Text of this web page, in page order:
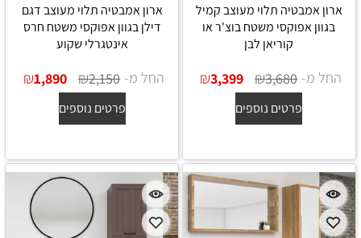
ארון אמבטיה תלוי מעוצב קמיל
בגוון אפוקסי משטח בוצ'ר או
קוריאן לבן
החל מ- ₪3,680
₪3,399
פרטים נוספים
ארון אמבטיה תלוי מעוצב דגם
דילן בגוון אפוקסי משטח חרס
אינטגרלי שקוע
החל מ- ₪2,150
₪1,890
פרטים נוספים